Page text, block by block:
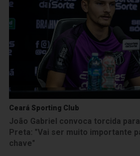
Ceará Sporting Club
João Gabriel convoca torcida
Preta: "Vai ser muito importante
chave"